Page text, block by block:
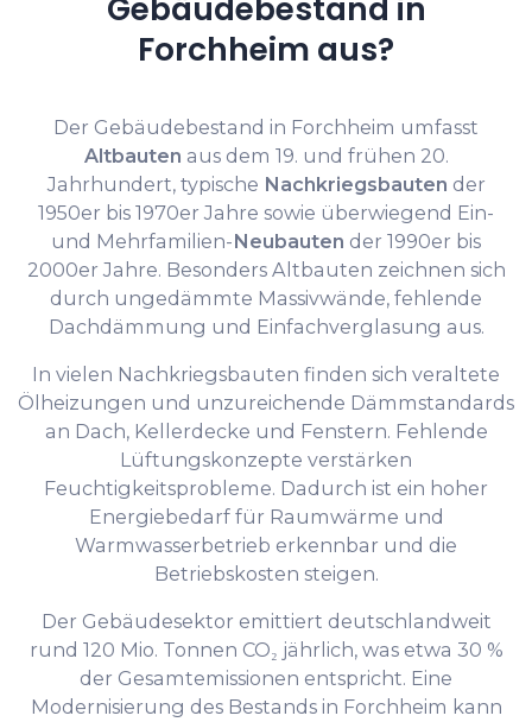
Forchheim aus?
Der Gebäudebestand in Forchheim umfasst
Altbauten aus dem 19. und frühen 20.
Jahrhundert, typische Nachkriegsbauten der
1950er bis 1970er Jahre sowie überwiegend Ein-
und Mehrfamilien-Neubauten der 1990er bis
2000er Jahre. Besonders Altbauten zeichnen sich
durch ungedämmte Massivwände, fehlende
Dachdämmung und Einfachverglasung aus.
In vielen Nachkriegsbauten finden sich veraltete
Ölheizungen und unzureichende Dämmstandards
an Dach, Kellerdecke und Fenstern. Fehlende
Lüftungskonzepte verstärken
Feuchtigkeitsprobleme. Dadurch ist ein hoher
Energiebedarf für Raumwärme und
Warmwasserbetrieb erkennbar und die
Betriebskosten steigen.
Der Gebäudesektor emittiert deutschlandweit
rund 120 Mio. Tonnen CO₂ jährlich, was etwa 30 %
der Gesamtemissionen entspricht. Eine
Modernisierung des Bestands in Forchheim kann